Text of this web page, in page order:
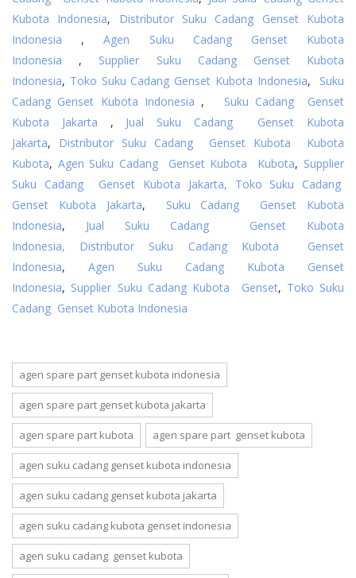
Kubota Indonesia, Distributor Suku Cadang Genset Kubota
Indonesia ,Agen Suku Cadang Genset Kubota
Indonesia , Supplier Suku Cadang Genset Kubota
Indonesia, Toko Suku Cadang Genset Kubota Indonesia, Suku
Cadang Genset Kubota Indonesia , Suku Cadang Genset
Kubota Jakarta , Jual Suku Cadang Genset Kubota
Jakarta, Distributor Suku Cadang Genset Kubota Kubota
Kubota, Agen Suku Cadang Genset Kubota Kubota, Supplier
Suku Cadang Genset Kubota Jakarta,
Toko Suku Cadang
Genset Kubota Jakarta, Suku Cadang Genset Kubota
Indonesia, Jual Suku Cadang Genset Kubota
Indonesia,
Distributor Suku Cadang Kubota Genset
Indonesia, Agen Suku Cadang Kubota Genset
Indonesia, Supplier Suku Cadang Kubota Genset, Toko Suku
Cadang Genset Kubota Indonesia
agen spare part genset kubota indonesia
agen spare part genset kubota jakarta
agen spare part kubota agen spare part genset kubota
agen suku cadang genset kubota indonesia
agen suku cadang genset kubota jakarta
agen suku cadang kubota genset indonesia
agen suku cadang genset kubota